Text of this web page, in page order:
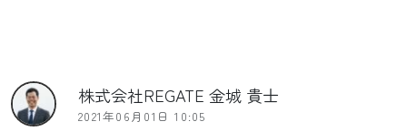
株式会社REGATE 金城 貴士
2021年06月01日 10:05